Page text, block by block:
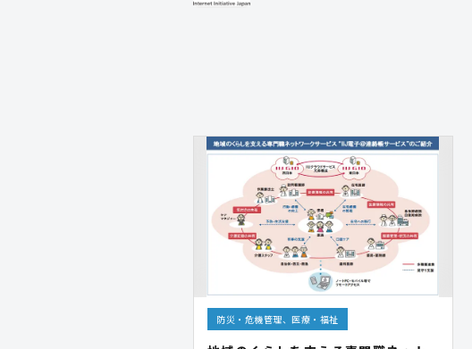
防災・危機管理、医療・福祉